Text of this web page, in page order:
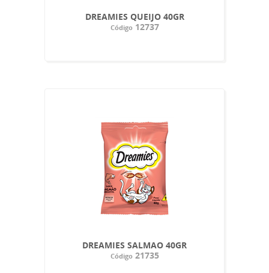
DREAMIES QUEIJO 40GR
Código12737
DREAMIES SALMAO 40GR
Código21735